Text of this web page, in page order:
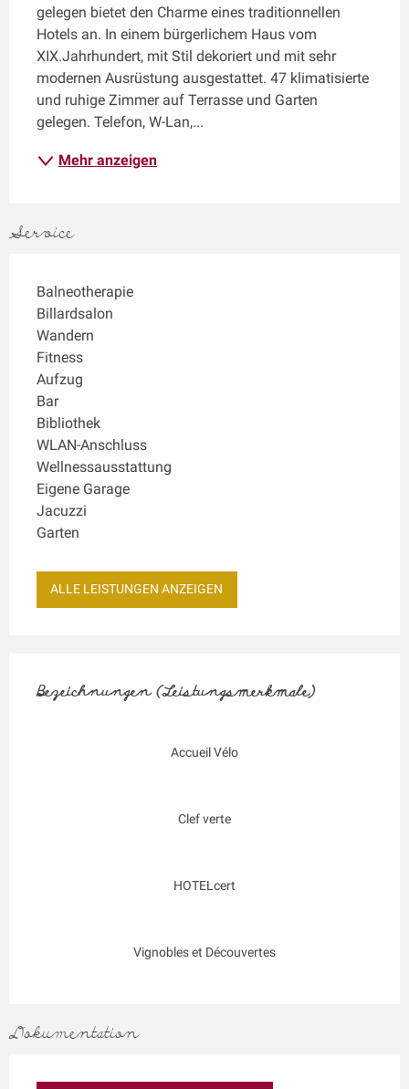
gelegen bietet den Charme eines traditionnellen
Hotels an. In einem bürgerlichem Haus vom
XIX.Jahrhundert, mit Stil dekoriert und mit sehr
modernen Ausrüstung ausgestattet. 47 klimatisierte
und ruhige Zimmer auf Terrasse und Garten
gelegen. Telefon, W-Lan,...
Mehr anzeigen
Service
Balneotherapie
Billardsalon
Wandern
Fitness
Aufzug
Bar
Bibliothek
WLAN-Anschluss
Wellnessausstattung
Eigene Garage
Jacuzzi
Garten
ALLE LEISTUNGEN ANZEIGEN
Bezeichnungen (Leistungsmerkmale)
Bezeichnungen (Leistungsmerkmale)
Accueil Vélo
Clef verte
HOTELcert
Vignobles et Découvertes
Dokumentation